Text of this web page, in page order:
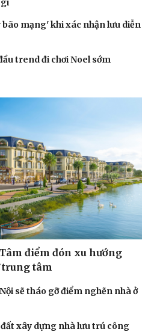
gì
mạng' khi xác nhận lưu diễn
trend đi chơi Noel sớm
điểm đón xu hướng
trung tâm
sẽ tháo gỡ điểm nghẽn nhà ở
đất xây dựng nhà lưu trú công